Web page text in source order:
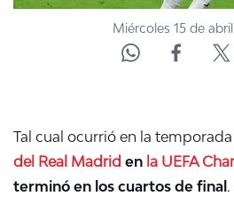
Miércoles 15 de
Tal cual ocurrió en la
del Real Madrid en la UEFA
terminó en los cuartos de final .